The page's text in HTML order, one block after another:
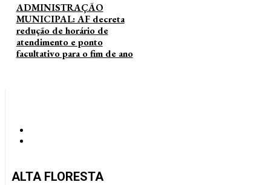
ADMINISTRAÇÃO
MUNICIPAL: AF decreta
redução de horário de
atendimento e ponto
facultativo para o fim de ano
ALTA FLORESTA